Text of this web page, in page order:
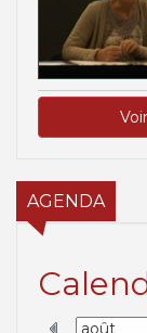
AGENDA